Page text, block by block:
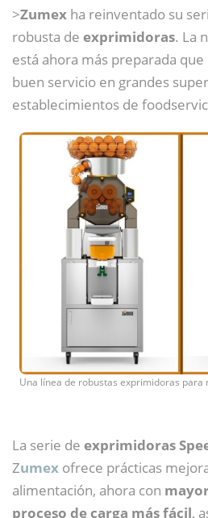
>Zumex ha reinventado su
robusta de exprimidoras. La
está ahora más preparada
buen servicio en grandes
establecimientos de
Una línea de robustas exprimidoras para
La serie de exprimidoras
Zumex ofrece prácticas
alimentación, ahora con
proceso de carga más fácil,